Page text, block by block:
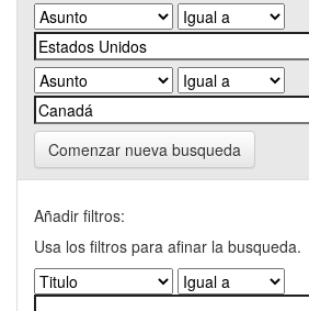
Comenzar nueva busqueda
Añadir filtros:
Usa los filtros para afinar la busqueda.